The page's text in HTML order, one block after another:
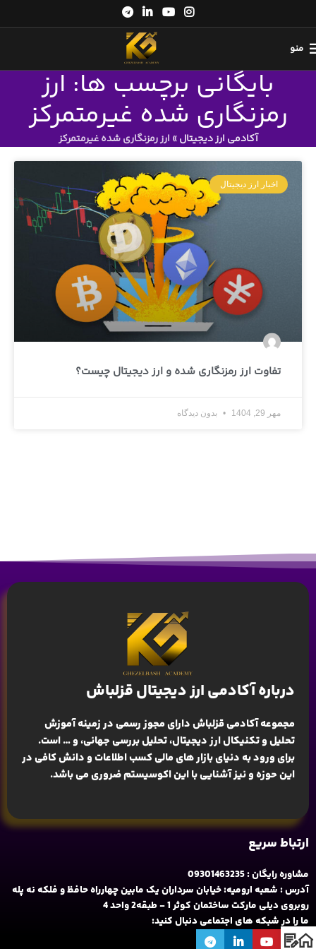
منو
بایگانی برچسب ها: ارز
رمزنگاری شده غیرمتمرکز
آکادمی ارز دیجیتال» ارز رمزنگاری شده غیرمتمرکز
اخبار ارز دیجیتال
تفاوت ارز رمزنگاری شده و ارز دیجیتال چیست؟
مهر 29, 1404 بدون دیدگاه
درباره آکادمی ارز دیجیتال قزلباش
مجموعه آکادمی قزلباش دارای مجوز رسمی در زمینهآموزش
تحلیل و تکنیکال ارز دیجیتال، تحلیل بررسی جهانی، و … است.
برای ورود به دنیای بازار های مالی کسب اطلاعات و دانش کافی در
این حوزه و نیز آشنایی با این اکوسیستم ضروری می باشد.
ارتباط سریع
مشاوره رایگان : 09301463235
آدرس : شعبه ارومیه: خیابان سرداران یک مابین چهارراه حافظ و فلکه نه پله
روبروی دیلی مارکت ساختمان کوثر 1 - طبقه2 واحد 4
ما را در شبکه های اجتماعی دنبال کنید: